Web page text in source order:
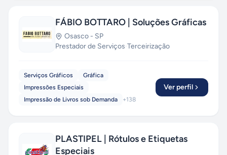
FÁBIO BOTTARO | Soluções Gráficas
Osasco - SP
Prestador de Serviços·Terceirização
Serviços Gráficos
Gráfica
Impressões Especiais
Impressão de Livros sob Demanda
+138
Ver perfil
PLASTIPEL | Rótulos e Etiquetas
Especiais